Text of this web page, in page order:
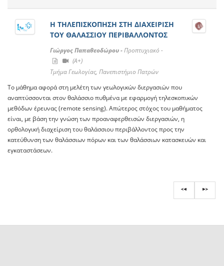
Η ΤΗΛΕΠΙΣΚΟΠΗΣΗ ΣΤΗ ΔΙΑΧΕΙΡΙΣΗ
ΤΟΥ ΘΑΛΑΣΣΙΟΥ ΠΕΡΙΒΑΛΛΟΝΤΟΣ
Γιώργος Παπαθεοδώρου -Προπτυχιακό -
(A+)
Τμήμα Γεωλογίας, Πανεπιστήμιο Πατρών
Το μάθημα αφορά στη μελέτη των γεωλογικών διεργασιών που
αναπτύσσονται στον θαλάσσιο πυθμένα με εφαρμογή τηλεσκοπικών
μεθόδων έρευνας (remote sensing). Απώτερος στόχος του μαθήματος
είναι, με βάση την γνώση των προαναφερθεισών διεργασιών, η
ορθολογική διαχείριση του θαλάσσιου περιβάλλοντος προς την
κατεύθυνση των θαλάσσιων πόρων και των θαλάσσιων κατασκευών και
εγκαταστάσεων.